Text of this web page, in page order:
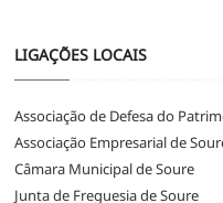
LIGAÇÕES LOCAIS
Associação de Defesa do
Associação Empresarial de
Câmara Municipal de Soure
Junta de Freguesia de Soure